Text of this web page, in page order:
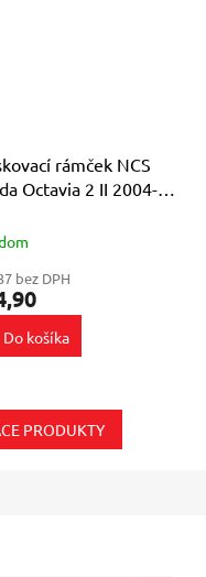
rámček NCS
Octavia 2 II 2004-
bez DPH
Do košíka
PRODUKTY